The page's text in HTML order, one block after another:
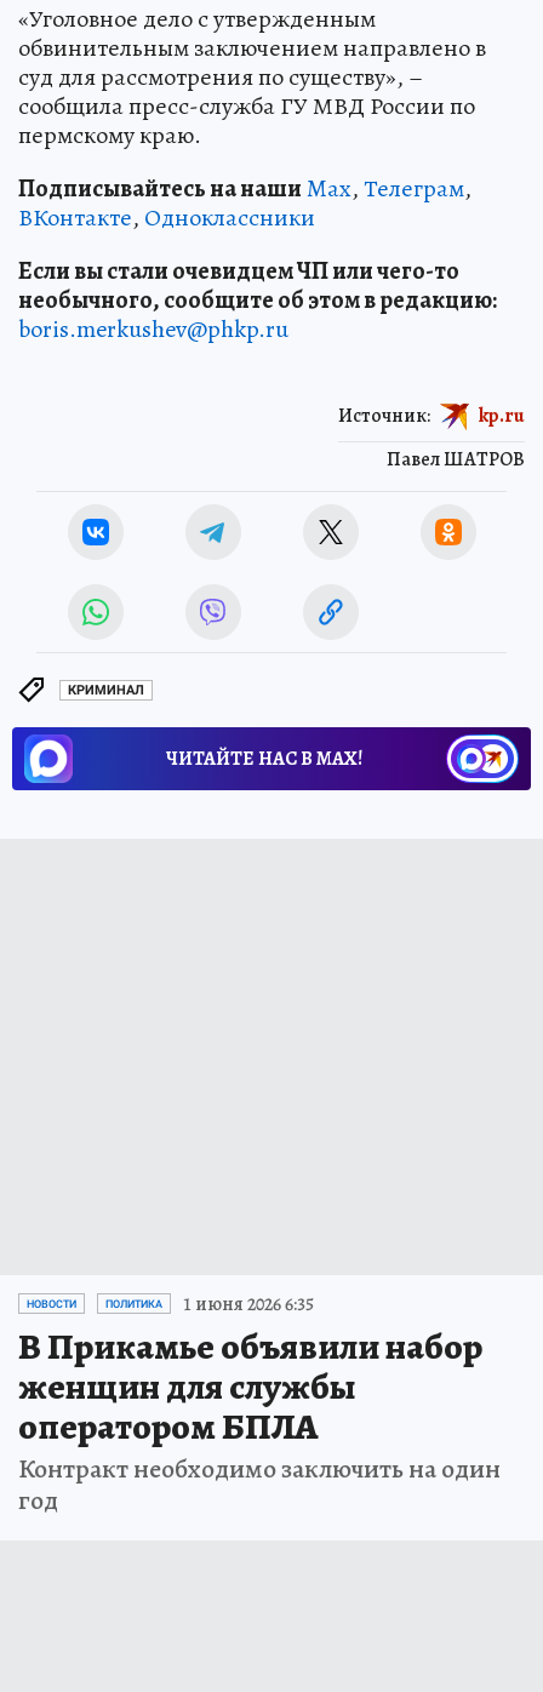
«Уголовное дело с утвержденным
обвинительным заключением направлено в
суд для рассмотрения по существу», –
сообщила пресс-служба ГУ МВД России по
пермскому краю.
Подписывайтесь на нашиMax,Телеграм,
ВКонтакте, Одноклассники
Если вы стали очевидцем ЧП или чего-то
необычного, сообщите об этом в редакцию:
boris.merkushev@phkp.ru
Павел ШАТРОВ
Источник: kp.ru
КРИМИНАЛ
ЧИТАЙТЕ НАС В МАХ!
НОВОСТИ ПОЛИТИКА 1 июня 2026 6:35
В Прикамье объявили набор
женщин для службы
оператором БПЛА
Контракт необходимо заключить на один
год